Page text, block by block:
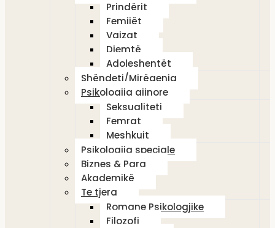
Prindërit
Femijët
Vajzat
Djemtë
Adoleshentët
Shëndeti/Mirëqenia
Psikologjia gjinore
Seksualiteti
Femrat
Meshkujt
Psikologjia speciale
Biznes & Para
Akademikë
Te tjera
Romane Psikologjike
Filozofi